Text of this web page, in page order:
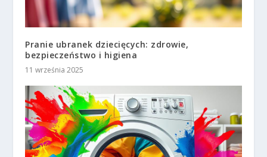
Pranie ubranek dziecięcych: zdrowie,
bezpieczeństwo i higiena
11 września 2025